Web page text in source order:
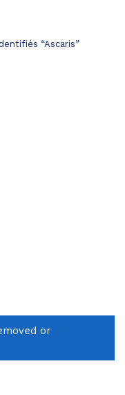
“ascaris”
or